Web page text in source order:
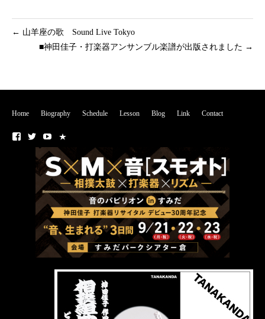
← 山羊座の歌 Sound Live Tokyo
■神田佳子・打楽器アンサンブル楽譜が出版されました →
Home Biography Schedule Lesson Blog Link Contact
■
Yo
ut
チ
ャ
ン
■
N
O